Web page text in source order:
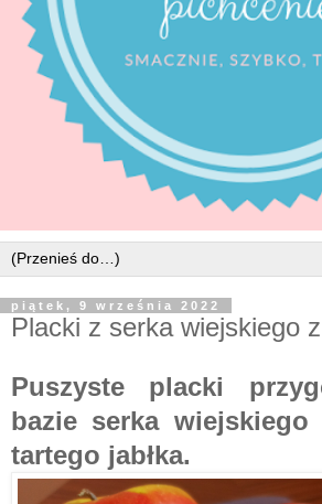
piątek, 9 września 2022
Placki z serka wiejskiego z
Puszyste placki
bazie serka wiejskiego
tartego jabłka.